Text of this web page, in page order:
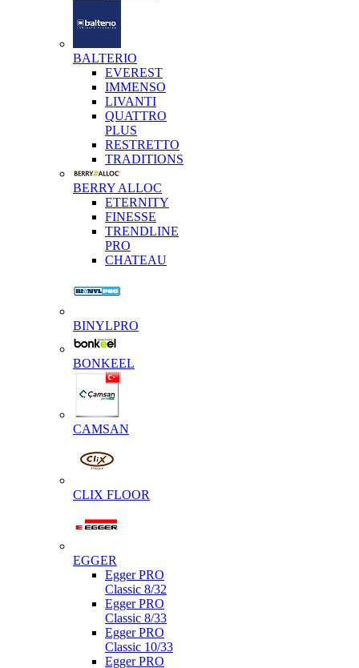
BALTERIO
EVEREST
IMMENSO
LIVANTI
QUATTRO
PLUS
RESTRETTO
TRADITIONS
BERRY ALLOC
ETERNITY
FINESSE
TRENDLINE
PRO
CHATEAU
BINYLPRO
BONKEEL
CAMSAN
CLIX FLOOR
EGGER
Egger PRO
Classic 8/32
Egger PRO
Classic 8/33
Egger PRO
Classic 10/33
Egger PRO